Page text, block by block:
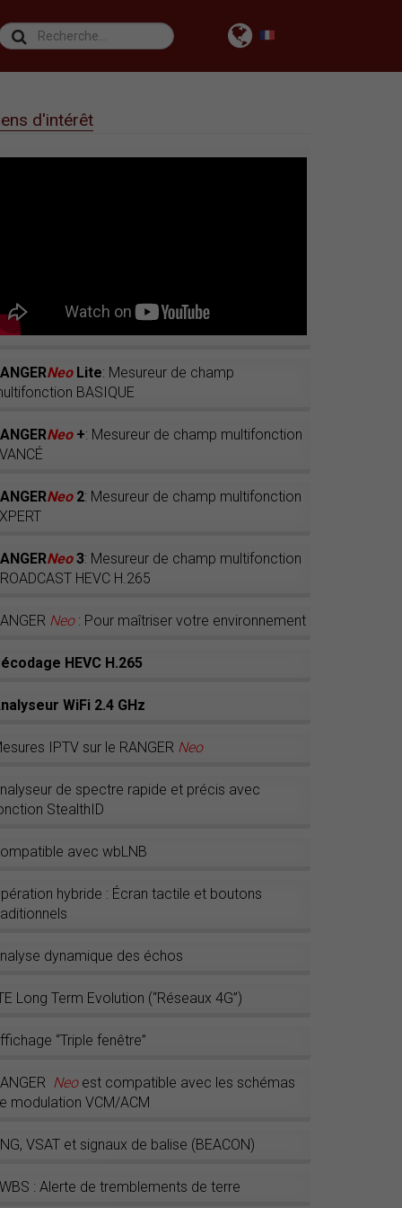
d'intérêt
NeoLite: Mesureur de champ
BASIQUE
Neo+: Mesureur de champ multifonction
Neo2: Mesureur de champ multifonction
Neo3: Mesureur de champ multifonction
HEVC H.265
Neo : Pour maîtriser votre environnement
HEVC H.265
WiFi 2.4 GHz
IPTV sur le RANGER Neo
de spectre rapide et précis avec
StealthID
avec wbLNB
hybride : Écran tactile et boutons
dynamique des échos
Long Term Evolution (“Réseaux 4G”)
“Triple fenêtre”
Neoest compatible avec les schémas
modulation VCM/ACM
VSAT et signaux de balise (BEACON)
: Alerte de tremblements de terre